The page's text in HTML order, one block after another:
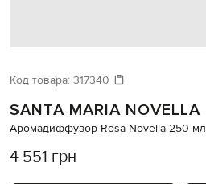
Код товара: 317340
SANTA MARIA NOVELLA
Аромадиффузор Rosa Novella 250 мл
4 551 грн